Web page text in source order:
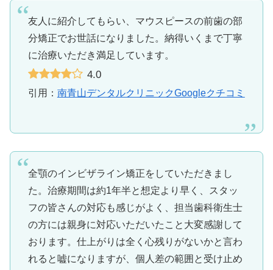
友人に紹介してもらい、マウスピースの前歯の部
分矯正でお世話になりました。納得いくまで丁寧
に治療いただき満足しています。
4.0
引用： 南青山デンタルクリニックGoogleクチコミ
全顎のインビザライン矯正をしていただきまし
た。治療期間は約1年半と想定より早く、スタッ
フの皆さんの対応も感じがよく、担当歯科衛生士
の方には親身に対応いただいたこと大変感謝して
おります。仕上がりは全く心残りがないかと言わ
れると嘘になりますが、個人差の範囲と受け止め